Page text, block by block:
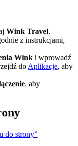
Wink Travel.
z instrukcjami,
Wink i wprowadź
do Aplikacje, aby
, aby
do strony”